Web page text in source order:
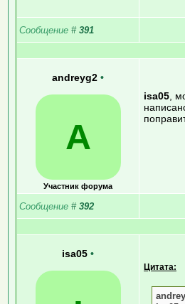
Сообщение # 391
andreyg2 •
A
Участник форума
isa05 ,
Сообщение # 392
isa05 •
Цитата: